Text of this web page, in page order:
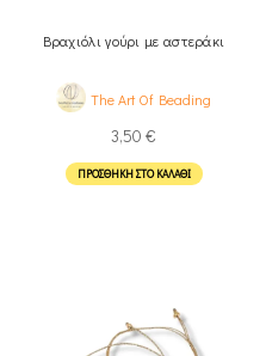
Βραχιόλι γούρι με αστεράκι
The Art Of Beading
3,50 €
ΠΡΟΣΘΉΚΗ ΣΤΟ ΚΑΛΆΘΙ